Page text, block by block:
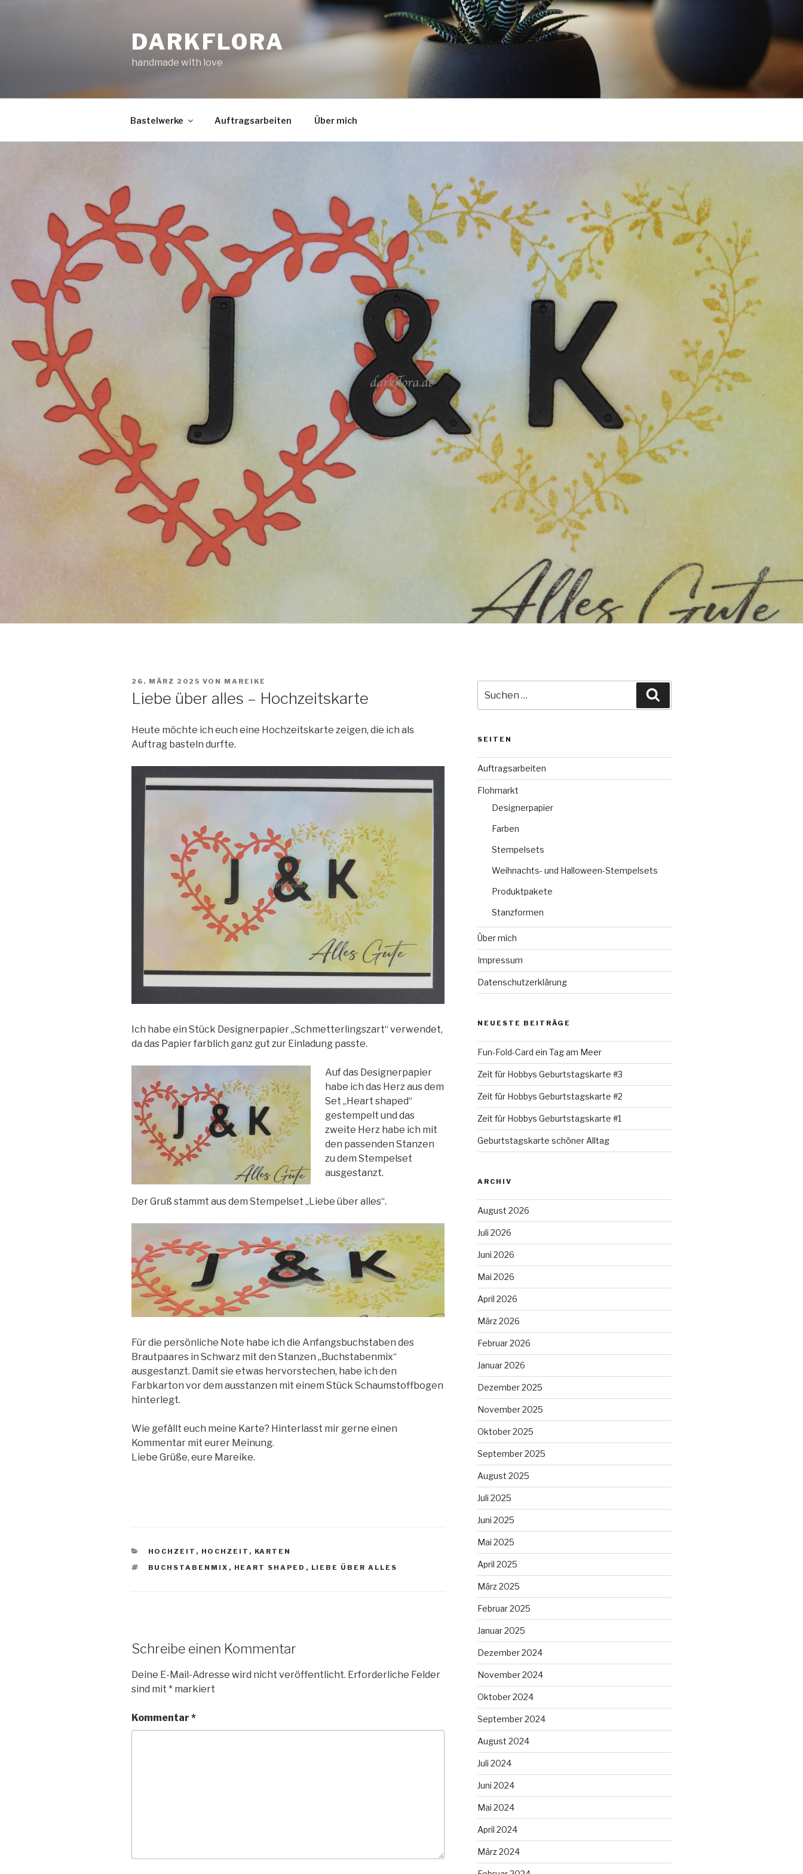
DARKFLORA
handmade with love
Bastelwerke Auftragsarbeiten Über mich
VERÖFFENTLICHT
26. MÄRZ 2025 VON MAREIKE
Liebe über alles – Hochzeitskarte
Heute möchte ich euch eine Hochzeitskarte zeigen, die ich als
Auftrag basteln durfte.
Ich habe ein Stück Designerpapier „Schmetterlingszart“ verwendet,
da das Papier farblich ganz gut zur Einladung passte.
Auf das Designerpapier
habe ich das Herz aus dem
Set „Heart shaped“
gestempelt und das
zweite Herz habe ich mit
den passenden Stanzen
zu dem Stempelset
ausgestanzt.
Der Gruß stammt aus dem Stempelset „Liebe über alles“.
Für die persönliche Note habe ich die Anfangsbuchstaben des
Brautpaares in Schwarz mit den Stanzen „Buchstabenmix“
ausgestanzt. Damit sie etwas hervorstechen, habe ich den
Farbkarton vor dem ausstanzen mit einem Stück Schaumstoffbogen
hinterlegt.
Wie gefällt euch meine Karte? Hinterlasst mir gerne einen
Kommentar mit eurer Meinung.
Liebe Grüße, eure Mareike.
KATEGORIEN
HOCHZEIT , HOCHZEIT , KARTEN
SCHLAGWÖRTER
BUCHSTABENMIX , HEART SHAPED , LIEBE ÜBER ALLES
Schreibe einen Kommentar
Deine E-Mail-Adresse wird nicht veröffentlicht. Erforderliche Felder
sind mit * markiert
Kommentar *
nach:
SEITEN
Auftragsarbeiten
Flohmarkt
Designerpapier
Farben
Stempelsets
Weihnachts- und Halloween-Stempelsets
Produktpakete
Stanzformen
Über mich
Impressum
Datenschutzerklärung
NEUESTE BEITRÄGE
Fun-Fold-Card ein Tag am Meer
Zeit für Hobbys Geburtstagskarte #3
Zeit für Hobbys Geburtstagskarte #2
Zeit für Hobbys Geburtstagskarte #1
Geburtstagskarte schöner Alltag
ARCHIV
August 2026
Juli 2026
Juni 2026
Mai 2026
April 2026
März 2026
Februar 2026
Januar 2026
Dezember 2025
November 2025
Oktober 2025
September 2025
August 2025
Juli 2025
Juni 2025
Mai 2025
April 2025
März 2025
Februar 2025
Januar 2025
Dezember 2024
November 2024
Oktober 2024
September 2024
August 2024
Juli 2024
Juni 2024
Mai 2024
April 2024
März 2024